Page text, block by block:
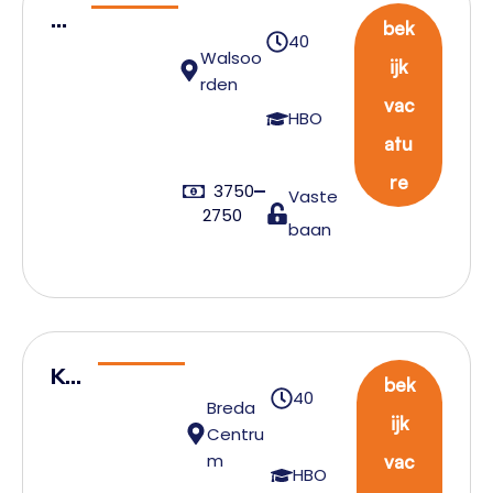
Pr
Walsoo
rden
3750
2750
40
HBO
Vaste
baan
bek
ijk
vac
atu
re
Kw
Breda
Centru
m
40
HBO
bek
ijk
vac